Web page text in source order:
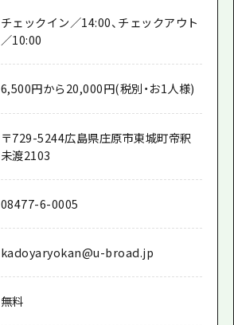
チェックイン／14:00、チェックアウト
／10:00
6,500円から20,000円(税別・お1人様)
〒729-5244広島県庄原市東城町帝釈
未渡2103
08477-6-0005
kadoyaryokan@u-broad.jp
無料